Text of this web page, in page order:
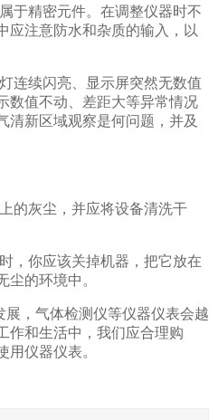
于精密元件。在调整仪器时不
应注意防水和杂质的输入，以
连续闪亮、显示屏突然无数值
数值不动、差距大等异常情况
清新区域观察是何问题，并及
的灰尘，并应将设备清洗干
，你应该关掉机器，把它放在
尘的环境中。
展，气体检测仪等仪器仪表会越
作和生活中，我们应合理购
用仪器仪表。